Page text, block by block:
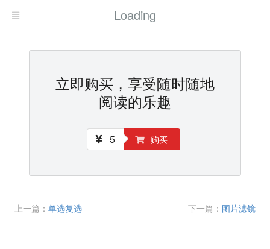
Loading
立即购买，享受随时随地
阅读的乐趣
5 购买
上一篇： 单选复选 下一篇： 图片滤镜